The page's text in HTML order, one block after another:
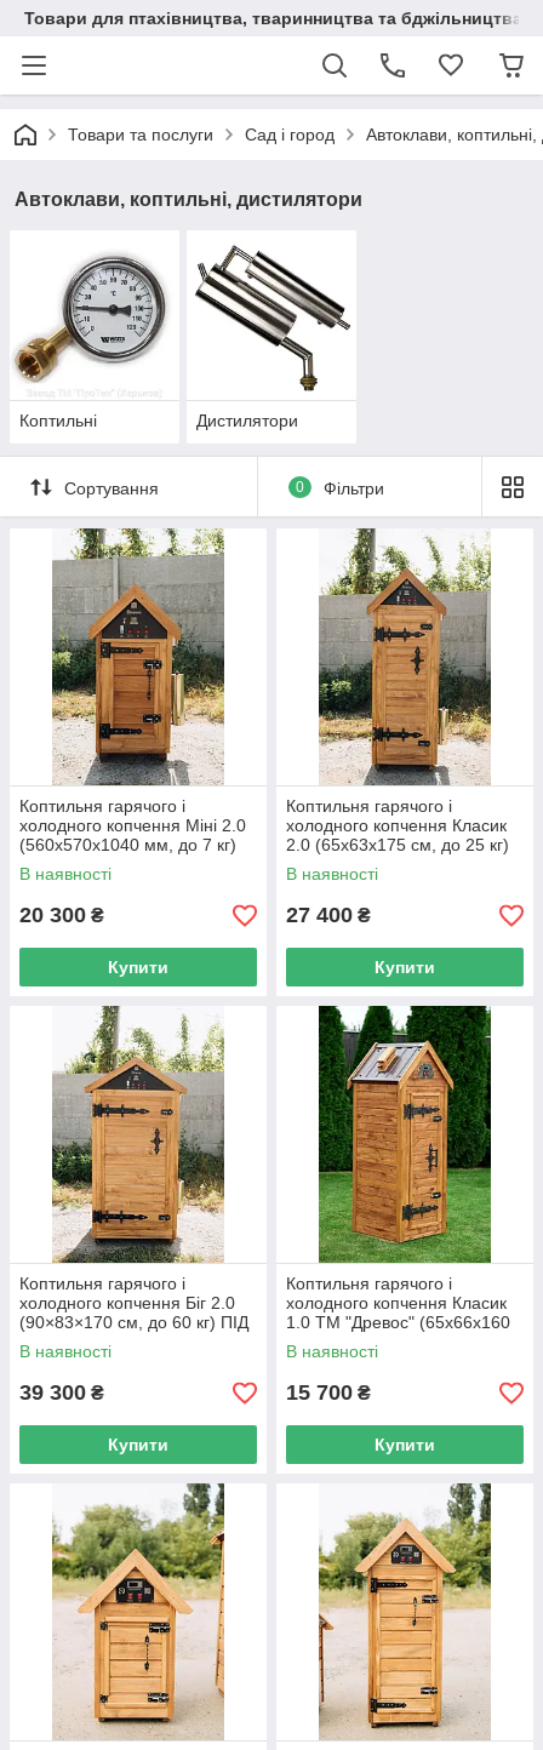
Товари для птахівництва, тваринництва та бджільництва
Товари та послуги Сад і город Автоклави,
Автоклави, коптильні, дистилятори
Коптильні Дистилятори
Сортування 0 Фільтри
Коптильня гарячого і
холодного копчення Міні 2.0
(560х570х1040 мм, до 7 кг)
ПІД ЗАМОВЛЕННЯ
В наявності
20 300 ₴
Купити
Коптильня гарячого і
холодного копчення Класик
2.0 (65х63х175 см, до 25 кг)
ПІД ЗАМОВЛЕННЯ
В наявності
27 400 ₴
Купити
Коптильня гарячого і
холодного копчення Біг 2.0
(90×83×170 см, до 60 кг) ПІД
ЗАМОВЛЕННЯ
В наявності
39 300 ₴
Купити
Коптильня гарячого і
холодного копчення Класик
1.0 ТМ "Древос" (65х66х160
см, до 25 кг)
В наявності
15 700 ₴
Купити